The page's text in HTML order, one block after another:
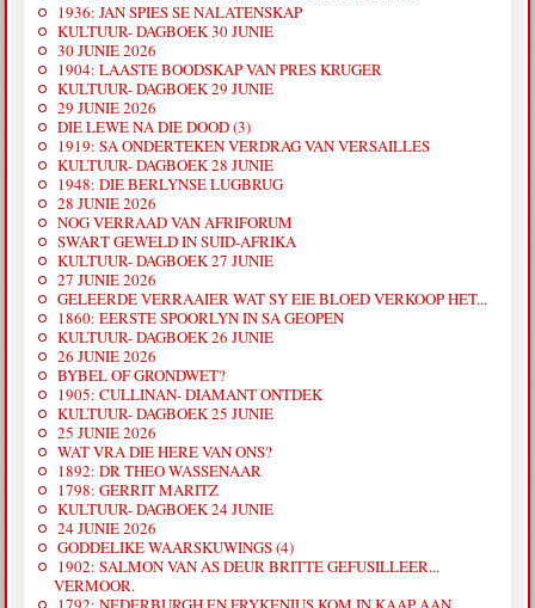
1936: JAN SPIES SE NALATENSKAP
KULTUUR- DAGBOEK 30 JUNIE
30 JUNIE 2026
1904: LAASTE BOODSKAP VAN PRES KRUGER
KULTUUR- DAGBOEK 29 JUNIE
29 JUNIE 2026
DIE LEWE NA DIE DOOD (3)
1919: SA ONDERTEKEN VERDRAG VAN VERSAILLES
KULTUUR- DAGBOEK 28 JUNIE
1948: DIE BERLYNSE LUGBRUG
28 JUNIE 2026
NOG VERRAAD VAN AFRIFORUM
SWART GEWELD IN SUID-AFRIKA
KULTUUR- DAGBOEK 27 JUNIE
27 JUNIE 2026
GELEERDE VERRAAIER WAT SY EIE BLOED VERKOOP HET...
1860: EERSTE SPOORLYN IN SA GEOPEN
KULTUUR- DAGBOEK 26 JUNIE
26 JUNIE 2026
BYBEL OF GRONDWET?
1905: CULLINAN- DIAMANT ONTDEK
KULTUUR- DAGBOEK 25 JUNIE
25 JUNIE 2026
WAT VRA DIE HERE VAN ONS?
1892: DR THEO WASSENAAR
1798: GERRIT MARITZ
KULTUUR- DAGBOEK 24 JUNIE
24 JUNIE 2026
GODDELIKE WAARSKUWINGS (4)
1902: SALMON VAN AS DEUR BRITTE GEFUSILLEER...
VERMOOR.